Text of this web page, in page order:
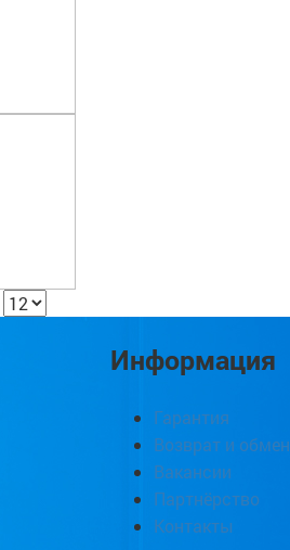
Информация
Гарантия
Возврат и обмен
Вакансии
Партнёрство
Контакты